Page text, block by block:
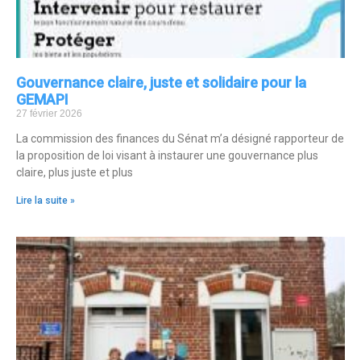
Gouvernance claire, juste et solidaire pour la
GEMAPI
27 février 2026
La commission des finances du Sénat m’a désigné rapporteur de
la proposition de loi visant à instaurer une gouvernance plus
claire, plus juste et plus
Lire la suite »